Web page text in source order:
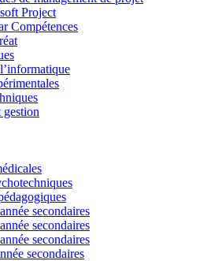
Project
Compétences
gestion
secondaires
secondaires
secondaires
secondaires